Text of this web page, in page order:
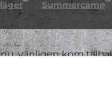
Summercamp
vänligen kom